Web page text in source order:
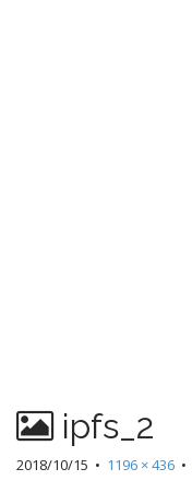
ipfs_2
2018/10/15 • 1196 × 436 •